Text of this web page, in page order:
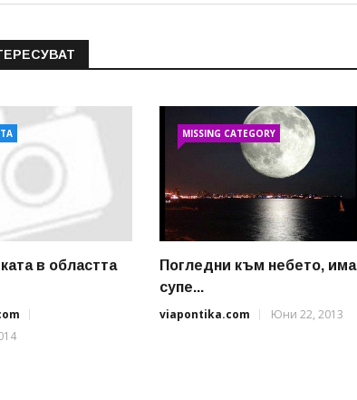
в областта
MISSING CATEGORY
Погледни към небето, има
супе...
viapontika.com
Юни 22, 2013